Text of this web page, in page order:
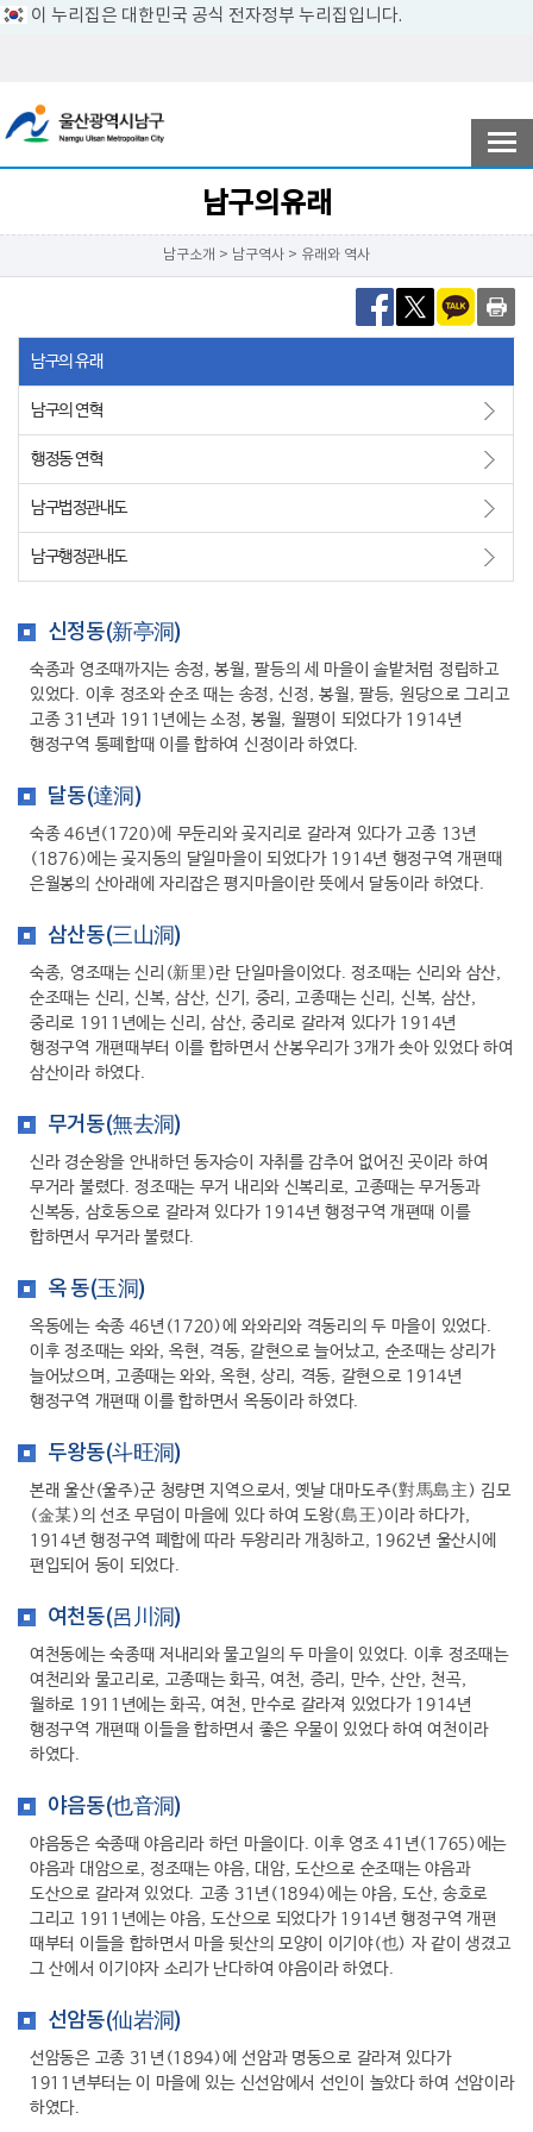
이 누리집은 대한민국 공식 전자정부 누리집입니다.
참여ㆍ소통
남구소개
문화관광
남구소개 > 남구역사 > 유래와 역사
남구의유래
남구의 유래
남구의 연혁
행정동 연혁
남구법정관내도
남구행정관내도
신정동(新亭洞)
숙종과 영조때까지는 송정, 봉월, 팔등의 세 마을이 솔밭처럼 정립하고
있었다. 이후 정조와 순조 때는 송정, 신정, 봉월, 팔등, 원당으로 그리고
고종 31년과 1911년에는 소정, 봉월, 월평이 되었다가 1914년
행정구역 통폐합때 이를 합하여 신정이라 하였다.
달동(達洞)
숙종 46년(1720)에 무둔리와 곶지리로 갈라져 있다가 고종 13년
(1876)에는 곶지동의 달일마을이 되었다가 1914년 행정구역 개편때
은월봉의 산아래에 자리잡은 평지마을이란 뜻에서 달동이라 하였다.
삼산동(三山洞)
숙종, 영조때는 신리(新里)란 단일마을이었다. 정조때는 신리와 삼산,
순조때는 신리, 신복, 삼산, 신기, 중리, 고종때는 신리, 신복, 삼산,
중리로 1911년에는 신리, 삼산, 중리로 갈라져 있다가 1914년
행정구역 개편때부터 이를 합하면서 산봉우리가 3개가 솟아 있었다 하여
삼산이라 하였다.
무거동(無去洞)
신라 경순왕을 안내하던 동자승이 자취를 감추어 없어진 곳이라 하여
무거라 불렸다. 정조때는 무거 내리와 신복리로, 고종때는 무거동과
신복동, 삼호동으로 갈라져 있다가 1914년 행정구역 개편때 이를
합하면서 무거라 불렸다.
옥 동(玉洞)
옥동에는 숙종 46년(1720)에 와와리와 격동리의 두 마을이 있었다.
이후 정조때는 와와, 옥현, 격동, 갈현으로 늘어났고, 순조때는 상리가
늘어났으며, 고종때는 와와, 옥현, 상리, 격동, 갈현으로 1914년
행정구역 개편때 이를 합하면서 옥동이라 하였다.
두왕동(斗旺洞)
본래 울산(울주)군 청량면 지역으로서, 옛날 대마도주(對馬島主) 김모
(金某)의 선조 무덤이 마을에 있다 하여 도왕(島王)이라 하다가,
1914년 행정구역 폐합에 따라 두왕리라 개칭하고, 1962년 울산시에
편입되어 동이 되었다.
여천동(呂川洞)
여천동에는 숙종때 저내리와 물고일의 두 마을이 있었다. 이후 정조때는
여천리와 물고리로, 고종때는 화곡, 여천, 증리, 만수, 산안, 천곡,
월하로 1911년에는 화곡, 여천, 만수로 갈라져 있었다가 1914년
행정구역 개편때 이들을 합하면서 좋은 우물이 있었다 하여 여천이라
하였다.
야음동(也音洞)
야음동은 숙종때 야음리라 하던 마을이다. 이후 영조 41년(1765)에는
야음과 대암으로, 정조때는 야음, 대암, 도산으로 순조때는 야음과
도산으로 갈라져 있었다. 고종 31년(1894)에는 야음, 도산, 송호로
그리고 1911년에는 야음, 도산으로 되었다가 1914년 행정구역 개편
때부터 이들을 합하면서 마을 뒷산의 모양이 이기야(也) 자 같이 생겼고
그 산에서 이기야자 소리가 난다하여 야음이라 하였다.
선암동(仙岩洞)
선암동은 고종 31년(1894)에 선암과 명동으로 갈라져 있다가
1911년부터는 이 마을에 있는 신선암에서 선인이 놀았다 하여 선암이라
하였다.